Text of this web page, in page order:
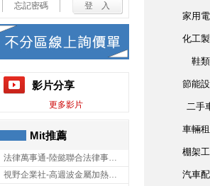
忘記密碼
影片分享
更多影片
Mit推薦
法律萬事通-陸懿聯合法律事務所
視野企業社-高週波金屬加熱設備,彰化高週波金屬加熱設備
家用
化工
鞋類
節能
二手
車輛
棚架
汽車